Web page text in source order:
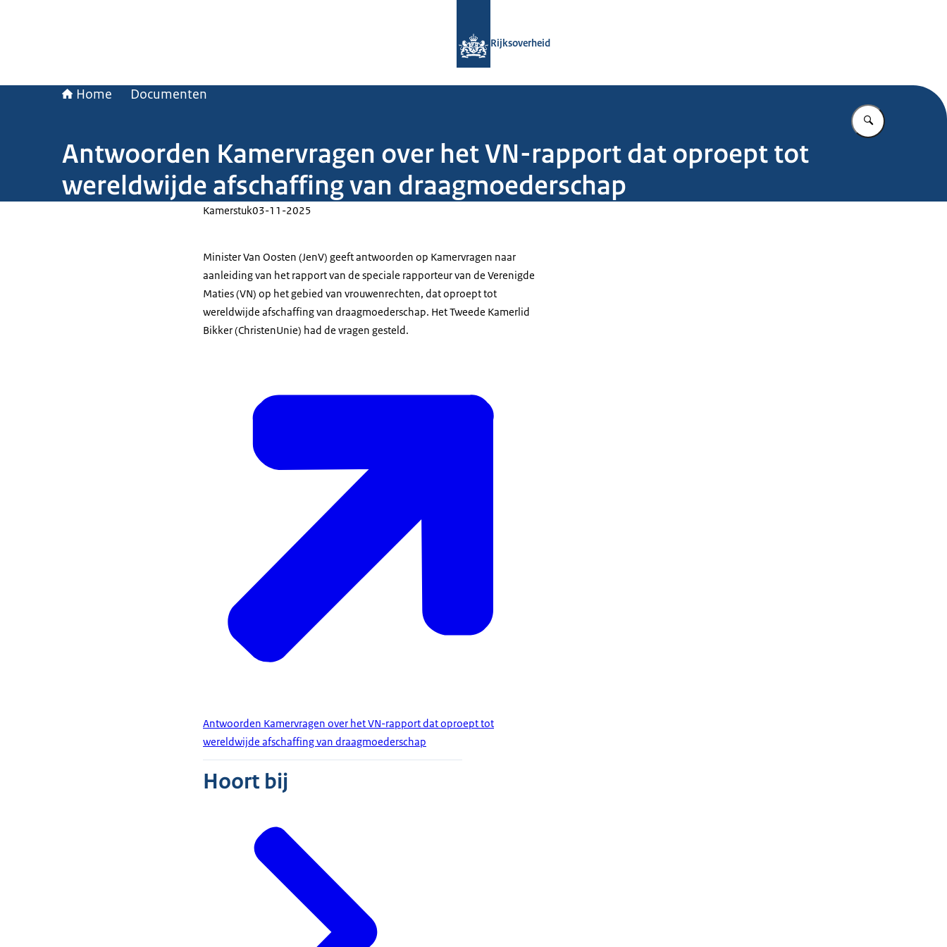
Rijksoverheid
Home Documenten
Vul in wat u
Antwoorden Kamervragen over het VN-rapport dat oproept tot
wereldwijde afschaffing van draagmoederschap
Kamerstuk03-11-2025
Minister Van Oosten (JenV) geeft antwoorden op Kamervragen naar
aanleiding van het rapport van de speciale rapporteur van de Verenigde
Maties (VN) op het gebied van vrouwenrechten, dat oproept tot
wereldwijde afschaffing van draagmoederschap. Het Tweede Kamerlid
Bikker (ChristenUnie) had de vragen gesteld.
Antwoorden Kamervragen over het VN-rapport dat oproept tot
wereldwijde afschaffing van draagmoederschap
Hoort bij